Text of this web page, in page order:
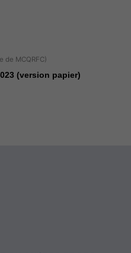
de MCQRFC)
(version papier)